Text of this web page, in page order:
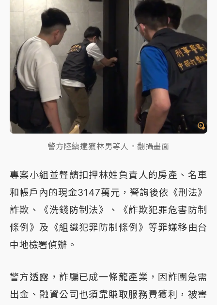
警方陸續逮獲林男等人。翻攝畫面
專案小組並聲請扣押林姓負責人的房產、名車
和帳戶內的現金3147萬元，警詢後依《刑法》
詐欺、《洗錢防制法》、《詐欺犯罪危害防制
條例》及《組織犯罪防制條例》等罪嫌移由台
中地檢署偵辦。
警方透露，詐騙已成一條龍產業，因詐團急需
出金、融資公司也須靠賺取服務費獲利，被害